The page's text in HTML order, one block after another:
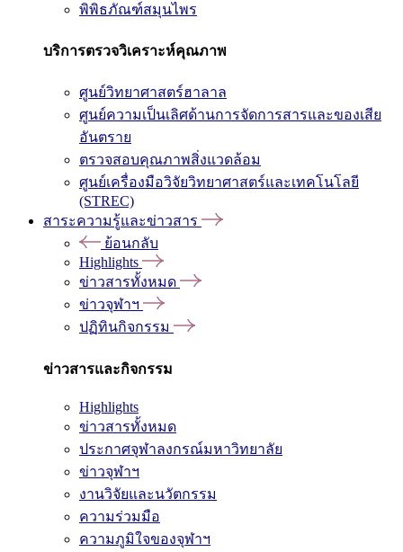
พิพิธภัณฑ์สมุนไพร
บริการตรวจวิเคราะห์คุณภาพ
ศูนย์วิทยาศาสตร์ฮาลาล
ศูนย์ความเป็นเลิศด้านการจัดการสารและของเสีย
อันตราย
ตรวจสอบคุณภาพสิ่งแวดล้อม
ศูนย์เครื่องมือวิจัยวิทยาศาสตร์และเทคโนโลยี
(STREC)
สาระความรู้และข่าวสาร
ย้อนกลับ
Highlights
ข่าวสารทั้งหมด
ข่าวจุฬาฯ
ปฏิทินกิจกรรม
ข่าวสารและกิจกรรม
Highlights
ข่าวสารทั้งหมด
ประกาศจุฬาลงกรณ์มหาวิทยาลัย
ข่าวจุฬาฯ
งานวิจัยและนวัตกรรม
ความร่วมมือ
ความภูมิใจของจุฬาฯ